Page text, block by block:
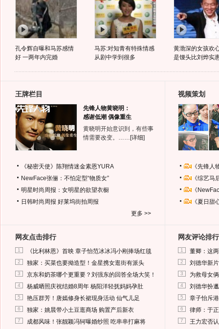
孔令辉自曝和马苏感情
好 一两年内完婚
马苏:对知青有特殊情感
从剧中学到很多
黄渤深的女孩欢
是馒头比刘烨实
王牌栏目
先锋人物黄晓明：
感谢低潮 偶像重生
黄晓明开始意识到，有些事
情需要改变。…… [详细]
《秘密天使》陈翔情迷金素恩YURA
NewFace张俪：不怕定型“物质女”
明星时尚周报：女明星的欲望衣橱
日韩时尚周报 好莱坞街拍周报
更多 >>
视频策划
《先锋
《综艺
《
《夏日
网友点击排行
1 《比利林恩》首映 章子怡范冰冰冯小刚捧场红毯
2 独家：买菜也要拗造型！金星携女逛街有派头
3 京东和奶茶哪个更重要？刘强东的回答全场大笑！
4 杨威晒照庆祝结婚8周年 杨阳洋轻抚妈妈孕肚
5 艳压群芳！唐嫣修身长裙现身活动 仙气儿足
6 独家：姚晨带小土豆逛商场 购置产后新衣
7 成都风味！张靓颖冯轲曝婚纱照 吃串串打麻将
网友评论排行
1 董卿：这
2 刘德华新
3 为救母女
4 刘德华扮
5 章子怡斥
6 律师：于
7 王力宏否